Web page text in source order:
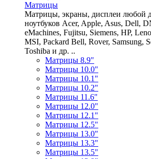
Матрицы
Матрицы, экраны, дисплеи любой
ноутбуков Acer, Apple, Asus, Dell,
eMachines, Fujitsu, Siemens, HP,
MSI, Packard Bell, Rover, Samsung,
Toshiba и др. ..
Матрицы 8.9"
Матрицы 10.0"
Матрицы 10.1"
Матрицы 10.2"
Матрицы 11.6"
Матрицы 12.0"
Матрицы 12.1"
Матрицы 12.5"
Матрицы 13.0"
Матрицы 13.3"
Матрицы 13.5"